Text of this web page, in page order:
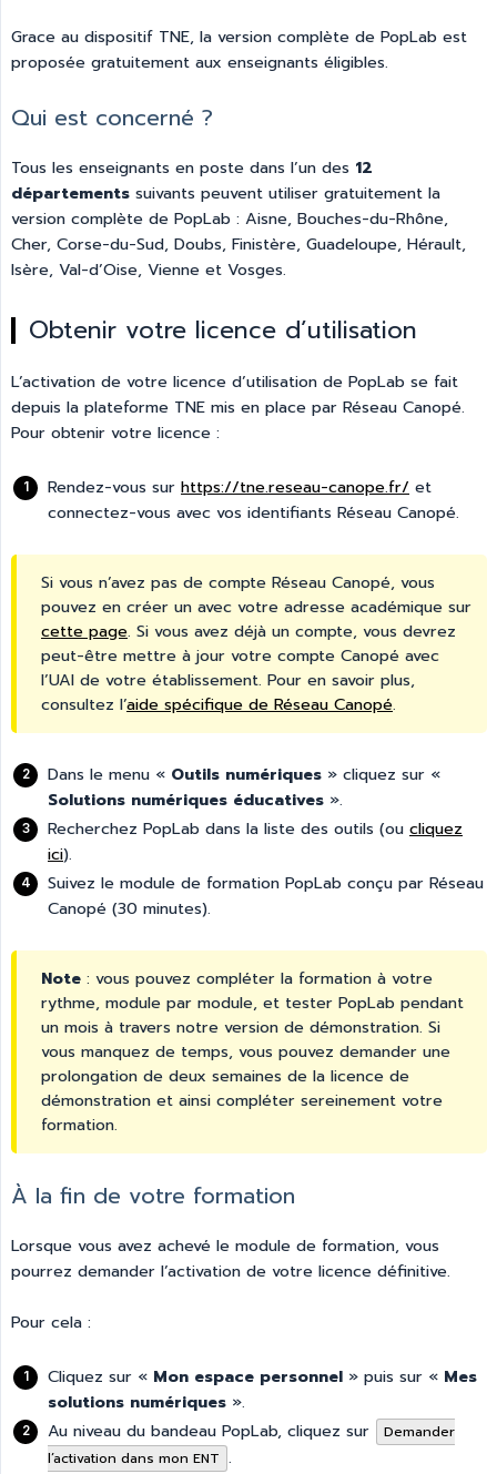
Grace au dispositif TNE, la version complète de PopLab est
proposée gratuitement aux enseignants éligibles.
Qui est concerné ?
Tous les enseignants en poste dans l’un des 12
départements suivants peuvent utiliser gratuitement la
version complète de PopLab : Aisne, Bouches-du-Rhône,
Cher, Corse-du-Sud, Doubs, Finistère, Guadeloupe, Hérault,
Isère, Val-d’Oise, Vienne et Vosges.
Obtenir votre licence d’utilisation
L’activation de votre licence d’utilisation de PopLab se fait
depuis la plateforme TNE mis en place par Réseau Canopé.
Pour obtenir votre licence :
Rendez-vous sur https://tne.reseau-canope.fr/ et
connectez-vous avec vos identifiants Réseau Canopé.
Si vous n’avez pas de compte Réseau Canopé, vous
pouvez en créer un avec votre adresse académique sur
cette page. Si vous avez déjà un compte, vous devrez
peut-être mettre à jour votre compte Canopé avec
l’UAI de votre établissement. Pour en savoir plus,
consultez l’aide spécifique de Réseau Canopé.
Dans le menu « Outils numériques » cliquez sur «
Solutions numériques éducatives ».
Recherchez PopLab dans la liste des outils (ou cliquez
ici).
Suivez le module de formation PopLab conçu par Réseau
Canopé (30 minutes).
Note : vous pouvez compléter la formation à votre
rythme, module par module, et tester PopLab pendant
un mois à travers notre version de démonstration. Si
vous manquez de temps, vous pouvez demander une
prolongation de deux semaines de la licence de
démonstration et ainsi compléter sereinement votre
formation.
À la fin de votre formation
Lorsque vous avez achevé le module de formation, vous
pourrez demander l’activation de votre licence définitive.
Pour cela :
Cliquez sur « Mon espace personnel » puis sur « Mes
solutions numériques ».
Au niveau du bandeau PopLab, cliquez sur
Demander
l’activation dans mon ENT .